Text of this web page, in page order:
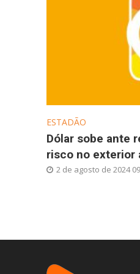
ESTADÃO
Dólar sobe ante
risco no exterior
2 de agosto de 2024